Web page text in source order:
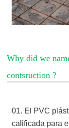
Why did we
contsruction ?
01. El PVC
calificada para